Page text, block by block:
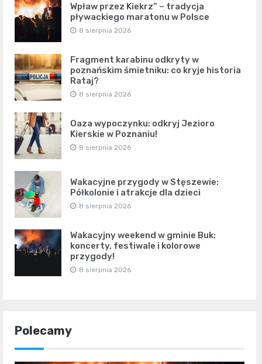
Wpław przez Kiekrz” – tradycja
pływackiego maratonu w Polsce
8 sierpnia 2026
Fragment karabinu odkryty w
poznańskim śmietniku: co kryje historia
Rataj?
8 sierpnia 2026
Oaza wypoczynku: odkryj Jezioro
Kierskie w Poznaniu!
8 sierpnia 2026
Wakacyjne przygody w Stęszewie:
Półkolonie i atrakcje dla dzieci
8 sierpnia 2026
Wakacyjny weekend w gminie Buk:
koncerty, festiwale i kolorowe
przygody!
8 sierpnia 2026
Polecamy